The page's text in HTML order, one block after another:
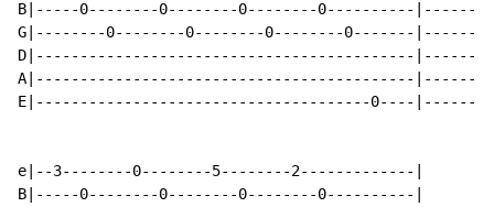
B|-----0--------0--------0--------0----------|-------|
G|--------0--------0--------0--------0-------|-------|
D|-------------------------------------------|-------|
A|-------------------------------------------|-------|
E|--------------------------------------0----|-------|
e|--3--------0--------5--------2-------------|
B|-----0--------0--------0--------0----------|